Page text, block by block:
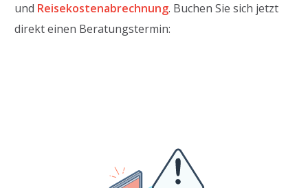
und Reisekostenabrechnung. Buchen Sie sich jetzt
direkt einen Beratungstermin: